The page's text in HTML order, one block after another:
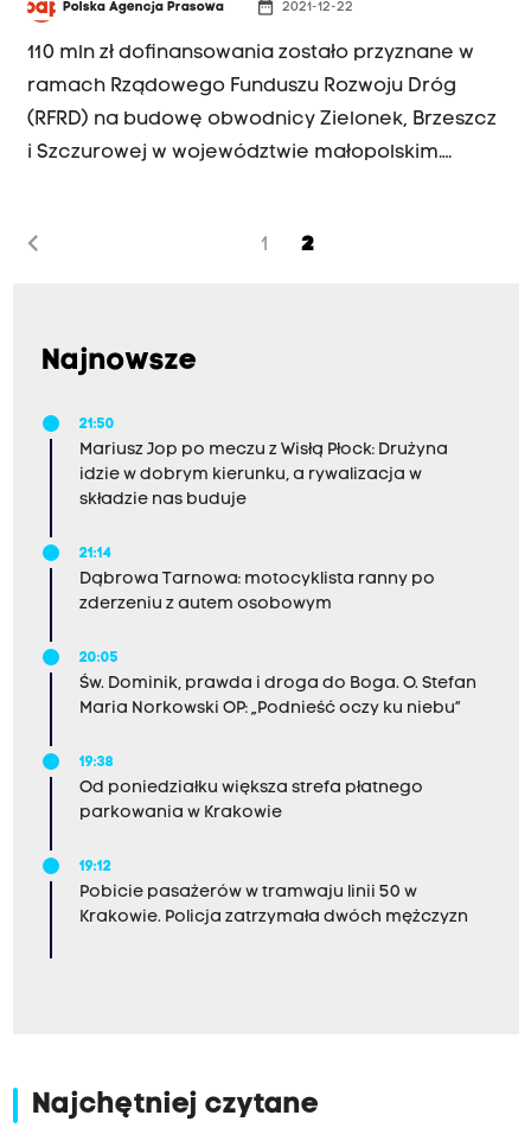
Polska Agencja Prasowa date_range 2021-12-22
110 mln zł dofinansowania zostało przyznane w
ramach Rządowego Funduszu Rozwoju Dróg
(RFRD) na budowę obwodnicy Zielonek, Brzeszcz
i Szczurowej w województwie małopolskim.
chevron_left 1 2
Najnowsze
21:50
Mariusz Jop po meczu z Wisłą Płock: Drużyna
idzie w dobrym kierunku, a rywalizacja w
składzie nas buduje
21:14
Dąbrowa Tarnowa: motocyklista ranny po
zderzeniu z autem osobowym
20:05
Św. Dominik, prawda i droga do Boga. O. Stefan
Maria Norkowski OP: „Podnieść oczy ku niebu”
19:38
Od poniedziałku większa strefa płatnego
parkowania w Krakowie
19:12
Pobicie pasażerów w tramwaju linii 50 w
Krakowie. Policja zatrzymała dwóch mężczyzn
Najchętniej czytane